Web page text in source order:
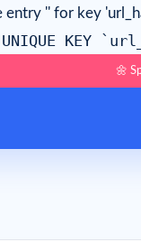
entry '' for key
UNIQUE KEY
🌼